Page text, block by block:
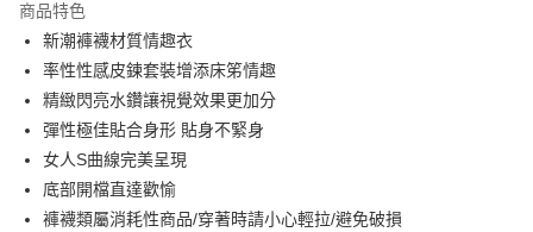
合作金庫商業銀行
華南商業銀行
上海商業儲蓄銀行
國泰世華商業銀行
臺灣中小企業銀行
匯豐（台灣）商業銀行
聯邦商業銀行
元大商業銀行
玉山商業銀行
星展（台灣）商業銀行
超商取貨付款
LINE Pay
Apple Pay
街口支付
商品特色
新潮褲襪材質情趣衣
率性性感皮鍊套裝增添床笫情趣
精緻閃亮水鑽讓視覺效果更加分
彈性極佳貼合身形 貼身不緊身
女人S曲線完美呈現
底部開檔直達歡愉
褲襪類屬消耗性商品/穿著時請小心輕拉/避免破損